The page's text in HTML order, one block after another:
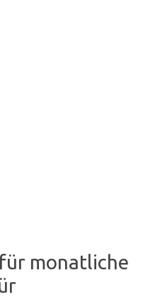
monatliche